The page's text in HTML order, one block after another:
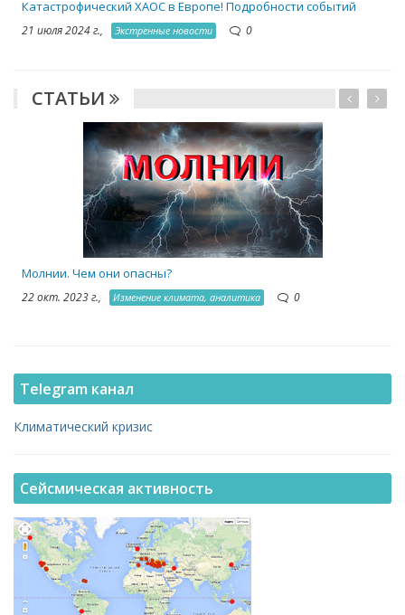
Катастрофический ХАОС в Европе! Подробности событий
21 июля 2024 г., Экстренные новости 0
СТАТЬИ
Молнии. Чем они опасны?
22 окт. 2023 г., Изменение климата, аналитика 0
Telegram канал
Климатический кризис
Сейсмическая активность